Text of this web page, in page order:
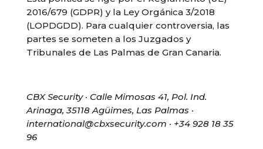
2016/679 (GDPR) y la Ley Orgánica 3/2018
(LOPDGDD). Para cualquier controversia, las
partes se someten a los Juzgados y
Tribunales de Las Palmas de Gran Canaria.
CBX Security · Calle Mimosas 41, Pol. Ind.
Arinaga, 35118 Agüimes, Las Palmas ·
international@cbxsecurity.com · +34 928 18 35
96